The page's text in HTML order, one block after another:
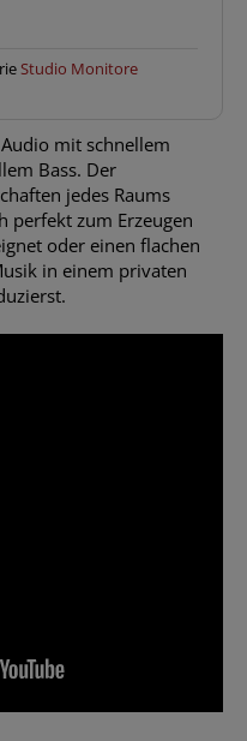
Studio Monitore
mit schnellem
Bass. Der
jedes Raums
perfekt zum Erzeugen
oder einen flachen
in einem privaten